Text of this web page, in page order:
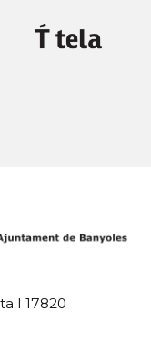
| 17820